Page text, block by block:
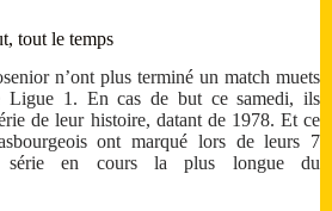
tout le temps
n’ont plus terminé un match muets
Ligue 1. En cas de but ce samedi, ils
de leur histoire, datant de 1978. Et ce
ont marqué lors de leurs 7
série en cours la plus longue du